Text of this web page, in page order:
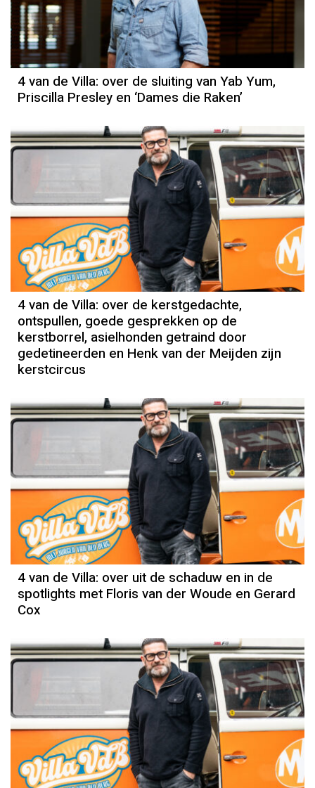
4 van de Villa: over de sluiting van Yab Yum,
Priscilla Presley en ‘Dames die Raken’
4 van de Villa: over de kerstgedachte,
ontspullen, goede gesprekken op de
kerstborrel, asielhonden getraind door
gedetineerden en Henk van der Meijden zijn
kerstcircus
4 van de Villa: over uit de schaduw en in de
spotlights met Floris van der Woude en Gerard
Cox